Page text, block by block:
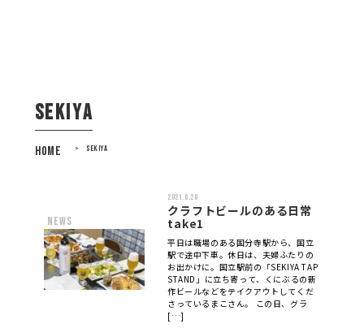
sekiya
HOME > SEKIYA
news
2021.6.26
クラフトビールのある日常
take1
平日は職場のある国分寺駅から、国立
駅で途中下車。休日は、夫婦ふたりの
お出かけに。国立駅前の「SEKIYA TAP
STAND」に立ち寄って、くにぶるの新
作ビールなどをテイクアウトしてくだ
さっているまこさん。 この日、グラ
[…]